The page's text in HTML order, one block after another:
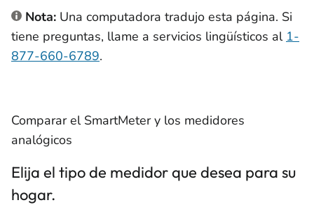
Nota: Una computadora tradujo esta página. Si
tiene preguntas, llame a servicios lingüísticos al 1-
877-660-6789.
Comparar el SmartMeter y los medidores
analógicos
Elija el tipo de medidor que desea para su
hogar.